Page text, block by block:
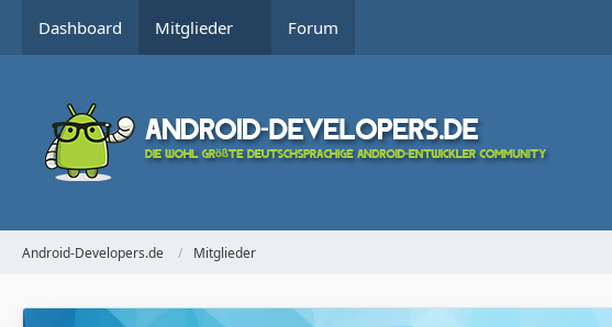
Dashboard Mitglieder Forum
Android-Developers.de Mitglieder